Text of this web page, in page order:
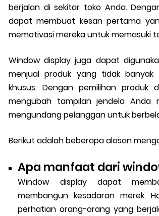
berjalan di sekitar toko Anda.
dapat membuat kesan pertama
memotivasi mereka untuk memasuki
Window display juga dapat
menjual produk yang tidak
khusus. Dengan pemilihan
mengubah tampilan jendela Anda
mengundang pelanggan untuk
Berikut adalah beberapa alasan
Apa manfaat dari
Window display dapat
membangun kesadaran merek.
perhatian orang-orang yang